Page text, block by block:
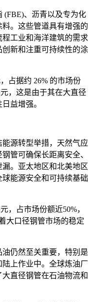
(FBE)、沥青以及专为化
。这些管道具有增强的
工业和海洋建筑的需求
新和注重可持续性的涂
占据约 26% 的市场份
，这是由于其在大直径
益增强。
源转型举措，天然气应
管可确保长距离安全、
。亚太地区和北美地区
能源安全和可持续基础
，占市场份额近50%，
大口径钢管市场的稳定
仍然至关重要，特别是
上作业中。全球炼油厂
直径钢管在石油物流和